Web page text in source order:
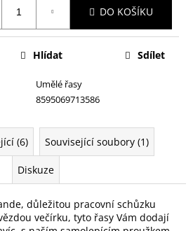
DO KOŠÍKU
Umělé řasy
8595069713586
Hlídat Sdílet
(6) Související soubory (1)
Diskuze
důležitou pracovní schůzku
večírku, tyto řasy Vám dodají